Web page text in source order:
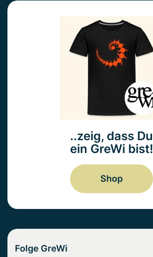
..zeig, dass Du
ein GreWi bist!
Shop
Folge GreWi